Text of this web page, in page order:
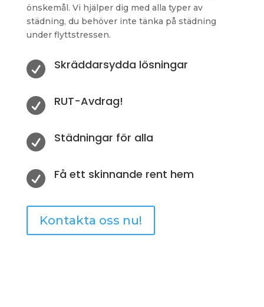
önskemål. Vi hjälper dig med alla typer av
städning, du behöver inte tänka på städning
under flyttstressen.
 Skräddarsydda lösningar
 RUT-Avdrag!
 Städningar för alla
 Få ett skinnande rent hem
Kontakta oss nu!